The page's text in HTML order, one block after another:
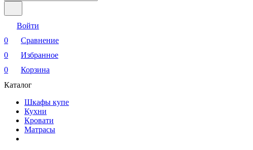
Войти
0
Сравнение
0
Избранное
0
Корзина
Каталог
Шкафы купе
Кухни
Кровати
Матрасы